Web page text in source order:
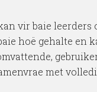
vir baie
hoë gehalte
met